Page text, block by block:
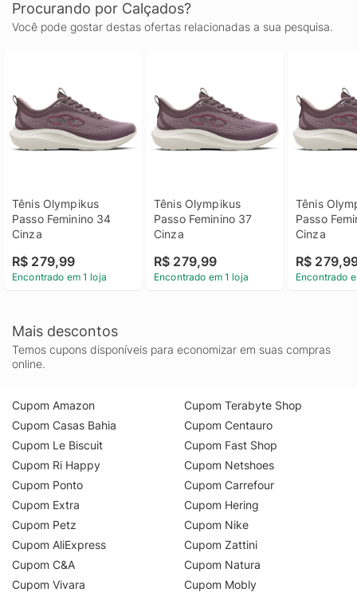
Procurando por Calçados?
Você pode gostar destas ofertas relacionadas a sua pesquisa.
Tênis Olympikus
Passo Feminino 34
Cinza
R$ 279,99
Encontrado em 1 loja
Tênis Olympikus
Passo Feminino 37
Cinza
R$ 279,99
Encontrado em 1 loja
Tênis
Passo
Cinza
R$
Encontrado
Mais descontos
Temos cupons disponíveis para economizar em suas compras
online.
Cupom Amazon
Cupom Casas Bahia
Cupom Le Biscuit
Cupom Ri Happy
Cupom Ponto
Cupom Extra
Cupom Petz
Cupom AliExpress
Cupom C&A
Cupom Vivara
Cupom Terabyte Shop
Cupom Centauro
Cupom Fast Shop
Cupom Netshoes
Cupom Carrefour
Cupom Hering
Cupom Nike
Cupom Zattini
Cupom Natura
Cupom Mobly